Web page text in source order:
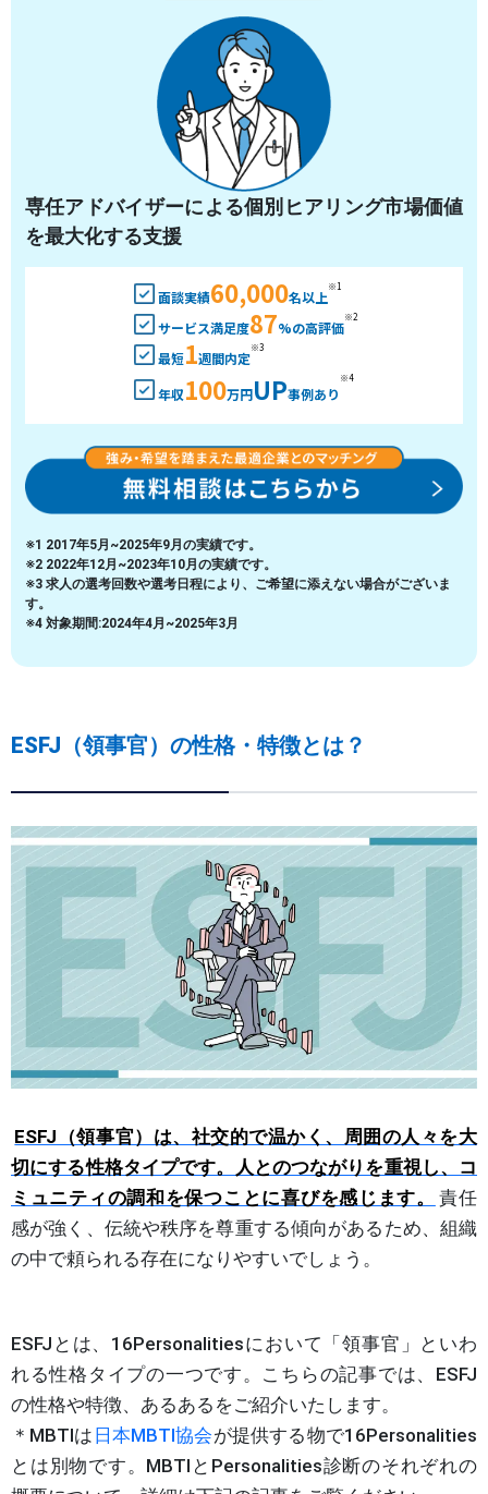
専任アドバイザーによる個別ヒアリング市場価値
を最大化する支援
面談実績60,000名以上
※1
サービス満足度87%の高評価
※2
最短1週間内定
※3
年収100万円UP事例あり
※4
※1 2017年5月~2025年9月の実績です。
※2 2022年12月~2023年10月の実績です。
※3 求人の選考回数や選考日程により、ご希望に添えない場合がございま
す。
※4 対象期間:2024年4月~2025年3月
ESFJ（領事官）の性格・特徴とは？
ESFJ（領事官）は、社交的で温かく、周囲の人々を大
切にする性格タイプです。人とのつながりを重視し、コ
ミュニティの調和を保つことに喜びを感じます。
責任
感が強く、伝統や秩序を尊重する傾向があるため、組織
の中で頼られる存在になりやすいでしょう。
ESFJとは、16Personalitiesにおいて「領事官」といわ
れる性格タイプの一つです。こちらの記事では、ESFJ
の性格や特徴、あるあるをご紹介いたします。
＊MBTIは 日本MBTI協会が提供する物で16Personalities
とは別物です。MBTIとPersonalities診断のそれぞれの